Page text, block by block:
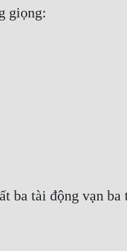
giọng:
ba tài động vạn ba